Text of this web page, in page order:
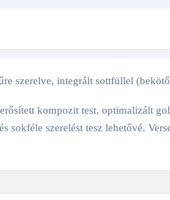
szerelve, integrált sottfüllel
kompozit test, optimalizált
szerelést tesz lehetővé.